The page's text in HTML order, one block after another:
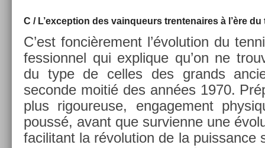
C / L’ex­cep­tion des vain­queurs tren­tenaires à l’ère
C’est fon­cière­ment l’évolu­tion du
fes­sion­nel qui ex­plique qu’on ne
du type de cel­les des grands
secon­de moitié des années 1970.
plus rigoureuse, en­gage­ment
poussé, avant que sur­vien­ne une
facilitant la révolu­tion de la puis­sance